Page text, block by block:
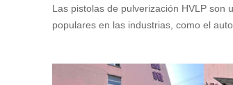
Las pistolas de pulverización HVLP son
populares en las industrias, como el
aplicación precisa al tiempo que